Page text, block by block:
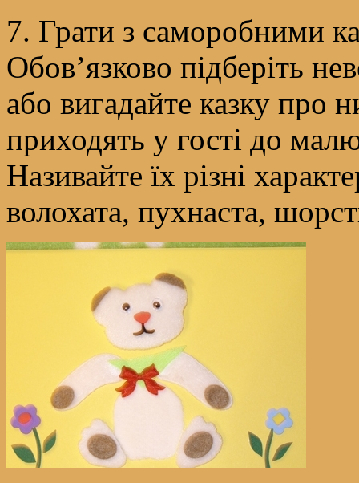
7. Грати з саморобними
Обов’язково підберіть
або вигадайте казку про
приходять у гості до
Називайте їх різні
волохата, пухнаста,